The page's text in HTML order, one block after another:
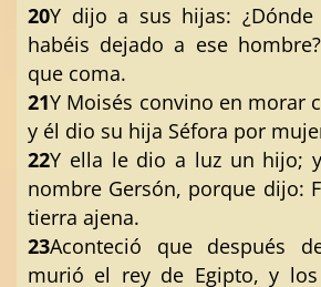
20Y dijo a sus hijas: ¿Dónde
habéis dejado a ese
que coma.
21Y Moisés convino en morar
y él dio su hija Séfora por
22Y ella le dio a luz un hijo;
nombre Gersón, porque dijo:
tierra ajena.
23Aconteció que después
murió el rey de Egipto, y